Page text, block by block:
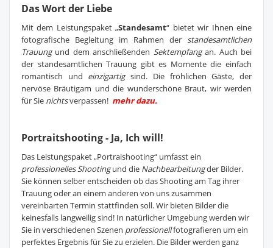
Das Wort der Liebe
Mit dem Leistungspaket „Standesamt“ bietet wir Ihnen eine
fotografische Begleitung im Rahmen der standesamtlichen
Trauungund dem anschließenden Sektempfangan. Auch bei
der standesamtlichen Trauung gibt es Momente die einfach
romantisch und einzigartigsind. Die fröhlichen Gäste, der
nervöse Bräutigam und die wunderschöne Braut, wir werden
für Sie nichtsverpassen! mehr dazu.
Portraitshooting - Ja, Ich will!
Das Leistungspaket „Portraishooting“ umfasst ein
professionelles Shootingund die Nachbearbeitungder Bilder.
Sie können selber entscheiden ob das Shooting am Tag ihrer
Trauung oder an einem anderen von uns zusammen
vereinbarten Termin stattfinden soll. Wir bieten Bilder die
keinesfalls langweilig sind! In natürlicher Umgebung werden wir
Sie in verschiedenen Szenen professionellfotografieren um ein
perfektes Ergebnis für Sie zu erzielen. Die Bilder werden ganz